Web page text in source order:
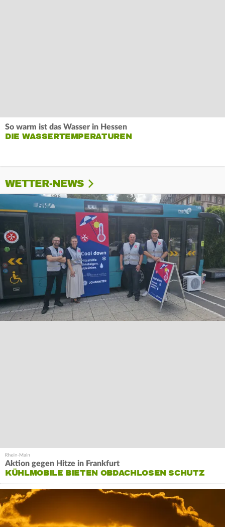
So warm ist das Wasser in Hessen
DIE WASSERTEMPERATUREN
WETTER-NEWS
Aktion gegen Hitze in Frankfurt
KÜHLMOBILE BIETEN OBDACHLOSEN SCHUTZ